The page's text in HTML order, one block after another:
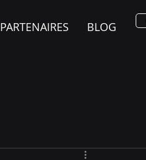
PARTENAIRES BLOG